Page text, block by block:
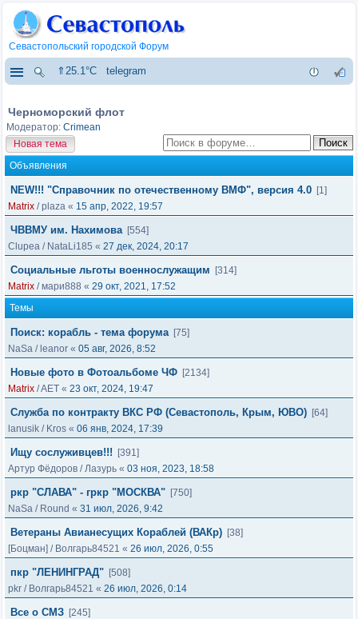
Севастопольский городской Форум
⇑25.1°C telegram
Черноморский флот
Модератор: Crimean
Новая тема
Объявления
NEW!!! "Справочник по отечественному ВМФ", версия 4.0 [1]
Matrix /plaza « 15 апр, 2022, 19:57
ЧВВМУ им. Нахимова [554]
Clupea / NataLi185 « 27 дек, 2024, 20:17
Социальные льготы военнослужащим
[314]
Matrix /мари888 « 29 окт, 2021, 17:52
Темы
Поиск: корабль - тема форума [75]
NaSa / leanor « 05 авг, 2026, 8:52
Новые фото в Фотоальбоме ЧФ [2134]
Matrix /AET « 23 окт, 2024, 19:47
Служба по контракту ВКС РФ (Севастополь, Крым, ЮВО) [64]
lanusik / Kros « 06 янв, 2024, 17:39
Ищу сослуживцев!!!
[391]
Артур Фёдоров /Лазурь « 03 ноя, 2023, 18:58
ркр "СЛАВА" - гркр "МОСКВА" [750]
NaSa / Round « 31 июл, 2026, 9:42
Ветераны Авианесущих Кораблей (ВАКр) [38]
[Боцман] / Волгарь84521 « 26 июл, 2026, 0:55
пкр "ЛЕНИНГРАД" [508]
pkr / Волгарь84521 « 26 июл, 2026, 0:14
Все о СМЗ [245]